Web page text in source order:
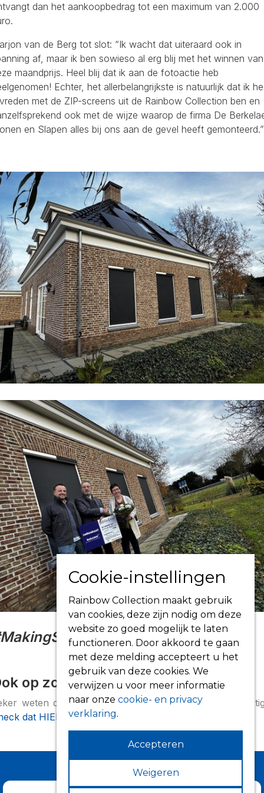
dan het aankoopbedrag tot een maximum van 2.000
van de Berg tot slot: “Ik wacht dat uiteraard ook in
af, maar ik ben sowieso al erg blij met het winnen van
maandprijs. Heel blij dat ik aan de fotoactie heb
Echter, het allerbelangrijkste is natuurlijk dat ik
met de ZIP-screens uit de Rainbow Collection ben en
ook met de wijze waarop de firma De
en Slapen alles bij ons aan de gevel heeft gemonteerd.”
op zoek naar zonwering?
weten dat er een dealer bij u in de buurt is
dat HIER.
Cookie-instellingen
Rainbow Collection maakt gebruik
van cookies, deze zijn nodig om deze
website zo goed mogelijk te laten
functioneren. Door akkoord te gaan
met deze melding accepteert u het
gebruik van deze cookies. We
verwijzen u voor meer informatie
naar onze cookie- en privacy
verklaring.
Accepteren
Weigeren